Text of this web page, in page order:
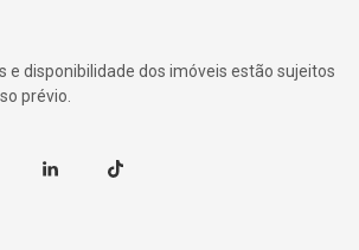
e disponibilidade dos imóveis estão sujeitos
prévio.
Linkedin TikTok